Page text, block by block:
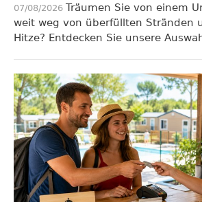
07/08/2026 Träumen Sie von einem
weit weg von überfüllten Stränden
Hitze? Entdecken Sie unsere